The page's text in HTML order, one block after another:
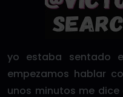
yo estaba sentado
empezamos hablar
unos minutos me